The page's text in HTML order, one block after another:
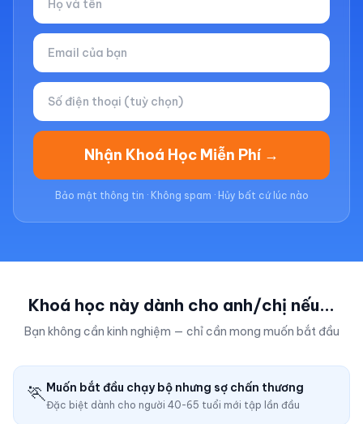
Nhận Khoá Học Miễn Phí →
Bảo mật thông tin · Không spam · Hủy bất cứ lúc nào
Khoá học này dành cho anh/chị nếu...
Bạn không cần kinh nghiệm — chỉ cần mong muốn bắt đầu
🏃 Muốn bắt đầu chạy bộ nhưng sợ chấn thương
Đặc biệt dành cho người 40-65 tuổi mới tập lần đầu